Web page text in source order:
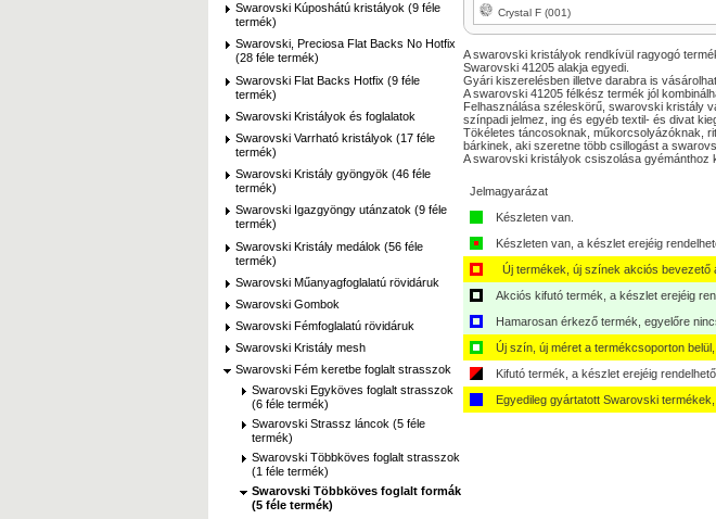
Swarovski Kúposhátú kristályok (9 féle
termék)
Swarovski, Preciosa Flat Backs No Hotfix
(28 féle termék)
Swarovski Flat Backs Hotfix (9 féle
termék)
Swarovski Kristályok és foglalatok
Swarovski Varrható kristályok (17 féle
termék)
Swarovski Kristály gyöngyök (46 féle
termék)
Swarovski Igazgyöngy utánzatok (9 féle
termék)
Swarovski Kristály medálok (56 féle
termék)
Swarovski Műanyagfoglalatú rövidáruk
Swarovski Gombok
Swarovski Fémfoglalatú rövidáruk
Swarovski Kristály mesh
Swarovski Fém keretbe foglalt strasszok
Swarovski Egyköves foglalt strasszok
(6 féle termék)
Swarovski Strassz láncok (5 féle
termék)
Swarovski Többköves foglalt strasszok
(1 féle termék)
Swarovski Többköves foglalt formák
(5 féle termék)
Crystal F (001)
A swarovski kristályok rendkívül ragyogó
Swarovski 41205 alakja egyedi.
Gyári kiszerelésben illetve darabra is
A swarovski 41205 félkész termék jól
Felhasználása széleskörű, swarovski kristály
színpadi jelmez, ing és egyéb textil- és divat
Tökéletes táncosoknak, műkorcsolyázóknak,
bárkinek, aki szeretne több csillogást a
A swarovski kristályok csiszolása gyémánthoz
Jelmagyarázat
Készleten van.
Készleten van, a készlet erejéig
Új termékek, új színek akciós bevezető
Akciós kifutó termék, a készlet erejéig
Hamarosan érkező termék, egyelőre
Új szín, új méret a termékcsoporton
Kifutó termék, a készlet erejéig rendelhető.
Egyedileg gyártatott Swarovski